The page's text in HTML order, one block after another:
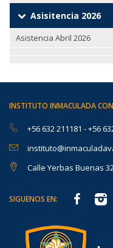
Asisitencia 2026
Asistencia Abril 2026
INSTITUTO INMACULADA
+56 632 211181 -+56
Calle Yerbas Buenas
SIGUENOS EN: